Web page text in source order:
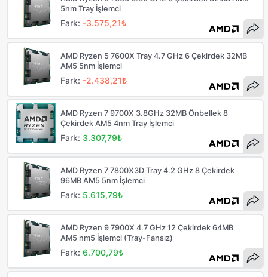
5nm Tray İşlemci
Fark: -3.575,21₺
AMD Ryzen 5 7600X Tray 4.7 GHz 6 Çekirdek 32MB
AM5 5nm İşlemci
Fark: -2.438,21₺
AMD Ryzen 7 9700X 3.8GHz 32MB Önbellek 8
Çekirdek AM5 4nm Tray İşlemci
Fark: 3.307,79₺
AMD Ryzen 7 7800X3D Tray 4.2 GHz 8 Çekirdek
96MB AM5 5nm İşlemci
Fark: 5.615,79₺
AMD Ryzen 9 7900X 4.7 GHz 12 Çekirdek 64MB
AM5 nm5 İşlemci (Tray-Fansız)
Fark:6.700,79₺